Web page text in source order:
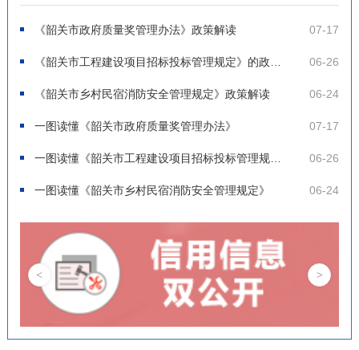
《韶关市政府质量奖管理办法》政策解读 07-17
06-26
《韶关市乡村民宿消防安全管理规定》政策解读 06-24
一图读懂《韶关市政府质量奖管理办法》 07-17
一图读懂《韶关市工程建设项目招标投标管理规定》 06-26
一图读懂《韶关市乡村民宿消防安全管理规定》 06-24
< >